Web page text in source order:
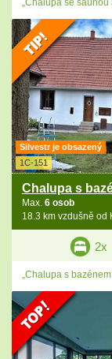
„Chalupa se saunou
Silvestr je obsazený
1C-151
Chalupa s
Max. 6 osob
18.3 km vzdušně od
2x
„Chalupa s